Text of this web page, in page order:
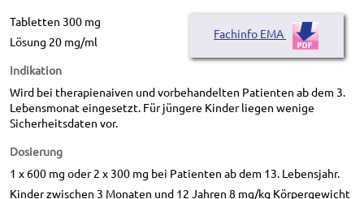
Fachinfo EMA
Tabletten 300 mg
Lösung 20 mg/ml
Indikation
Wird bei therapienaiven und vorbehandelten Patienten ab dem 3.
Lebensmonat eingesetzt. Für jüngere Kinder liegen wenige
Sicherheitsdaten vor.
Dosierung
1 x 600 mg oder 2 x 300 mg bei Patienten ab dem 13. Lebensjahr.
Kinder zwischen 3 Monaten und 12 Jahren 8 mg/kg Körpergewicht